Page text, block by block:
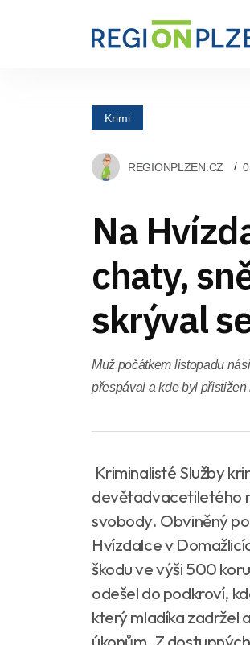
Krimi
REGIONPLZEN.CZ
Na
chaty,
skrýval
Muž počátkem listopadu
přespával a kde byl
Kriminalisté Služby
devětadvacetiletého
svobody. Obviněný
Hvízdalce v
škodu ve výši 500
odešel do podkroví,
který mladíka zadržel